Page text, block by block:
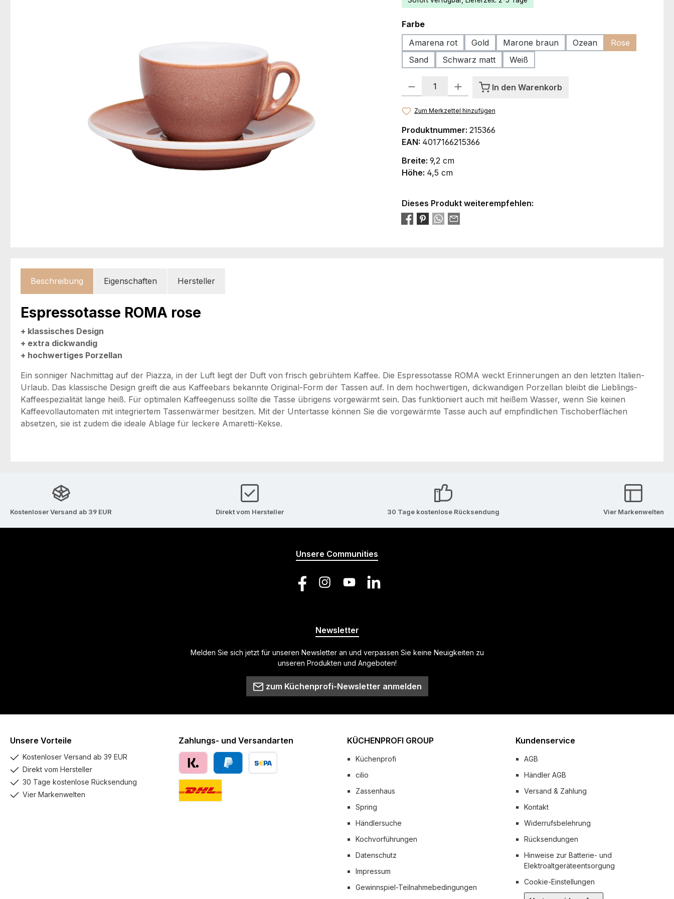
Farbeauswählen
Amarena rot
Gold Marone braun Ozean
Rose
Sand
Schwarz matt Weiß
Produkt Anzahl: Gib den gewünschten Wert ein oder benutze die Schaltflächen
In den Warenkorb
Zum Merkzettel hinzufügen
Produktnummer: 215366
EAN: 4017166215366
Breite: 9,2 cm
Höhe: 4,5 cm
Dieses Produkt weiterempfehlen:
Beschreibung Eigenschaften Hersteller
Espressotasse ROMA rose
+ klassisches Design
+ extra dickwandig
+ hochwertiges Porzellan
Ein sonniger Nachmittag auf der Piazza, in der Luft liegt der Duft von frisch gebrühtem Kaffee. Die Espressotasse ROMA weckt Erinnerungen an den letzten Italien-
Urlaub. Das klassische Design greift die aus Kaffeebars bekannte Original-Form der Tassen auf. In dem hochwertigen, dickwandigen Porzellan bleibt die Lieblings-
Kaffeespezialität lange heiß. Für optimalen Kaffeegenuss sollte die Tasse übrigens vorgewärmt sein. Das funktioniert auch mit heißem Wasser, wenn Sie keinen
Kaffeevollautomaten mit integriertem Tassenwärmer besitzen. Mit der Untertasse können Sie die vorgewärmte Tasse auch auf empfindlichen Tischoberflächen
absetzen, sie ist zudem die ideale Ablage für leckere Amaretti-Kekse.
Kostenloser Versand ab 39 EUR Direkt vom Hersteller 30 Tage kostenlose Rücksendung Vier Markenwelten
Unsere Communities
FacebookInstagramYouTube LinkedIn
Newsletter
Melden Sie sich jetzt für unseren Newsletter an und verpassen Sie keine Neuigkeiten zu
unseren Produkten und Angeboten!
zum Küchenprofi-Newsletter anmelden
Unsere Vorteile
Kostenloser Versand ab 39 EUR
Direkt vom Hersteller
30 Tage kostenlose Rücksendung
Vier Markenwelten
Zahlungs- und Versandarten
PayPal
Klarna
KÜCHENPROFI GROUP
Küchenprofi
cilio
Zassenhaus
Spring
Händlersuche
Kochvorführungen
Datenschutz
Impressum
Gewinnspiel-Teilnahmebedingungen
Kundenservice
AGB
Händler AGB
Versand & Zahlung
Kontakt
Widerrufsbelehrung
Rücksendungen
Hinweise zur Batterie- und
Elektroaltgeräteentsorgung
Cookie-Einstellungen